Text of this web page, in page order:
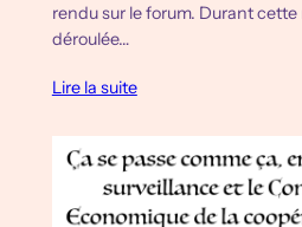
rendu sur le forum. Durant cette
déroulée…
Lire la suite